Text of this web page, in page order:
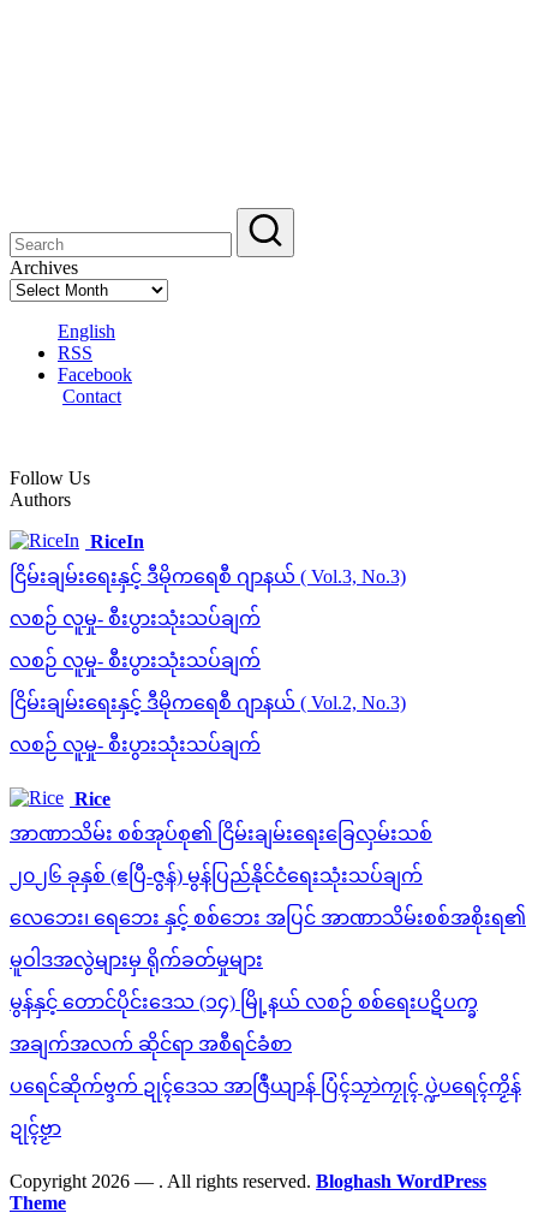
Archives
English
RSS
Facebook
Contact
Follow Us
Authors
RiceIn
ငြိမ်းချမ်းရေးနှင့် ဒီမိုကရေစီ ဂျာနယ် ( Vol.3, No.3)
လစဉ် လူမှု- စီးပွားသုံးသပ်ချက်
လစဉ် လူမှု- စီးပွားသုံးသပ်ချက်
ငြိမ်းချမ်းရေးနှင့် ဒီမိုကရေစီ ဂျာနယ် ( Vol.2, No.3)
လစဉ် လူမှု- စီးပွားသုံးသပ်ချက်
Rice
အာဏာသိမ်း စစ်အုပ်စု၏ ငြိမ်းချမ်းရေးခြေလှမ်းသစ်
၂၀၂၆ ခုနှစ် (ဧပြီ-ဇွန်) မွန်ပြည်နိုင်ငံရေးသုံးသပ်ချက်
လေဘေး၊ ရေဘေး နှင့် စစ်ဘေး အပြင် အာဏာသိမ်းစစ်အစိုးရ၏
မူဝါဒအလွဲများမှ ရိုက်ခတ်မှုများ
မွန်နှင့် တောင်ပိုင်းဒေသ (၁၄) မြို့နယ် လစဉ် စစ်ရေးပဋိပက္ခ
အချက်အလက် ဆိုင်ရာ အစီရင်ခံစာ
ပရေင်ဆိုက်ဗ္ဒက် ဍုၚ်ဒေသ အာဇြဳယျာန် ပြံၚ်သၠာဲကၠုၚ် ပ္ဍဲပရေၚ်ကၟိန်
ဍုၚ်ဗၟာ
Copyright 2026 — . All rights reserved. Bloghash WordPress
Theme